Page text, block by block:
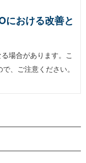
における改善と
場合があります。こ
、ご注意ください。